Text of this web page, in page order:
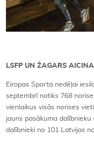
LSFP UN ŽAGARS
Eiropas Sporta nedēļai
septembrī notiks 768
vienlaikus visās norises
jauns pasākuma
dalībnieki no 101 Latvijas